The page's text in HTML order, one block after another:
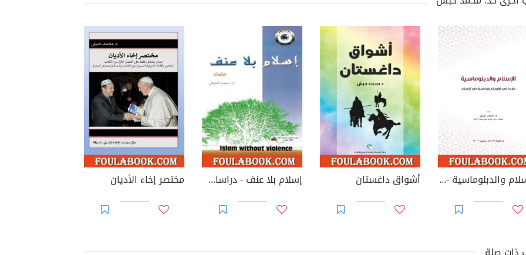
الإسلام والدبلوماسية - قراءة في القيم الدبلوماسية في الإسلام أشواق داغستان إسلام بلا عنف - دراسات من أجل لا عنف إسلامي مختصر إخاء الأديان